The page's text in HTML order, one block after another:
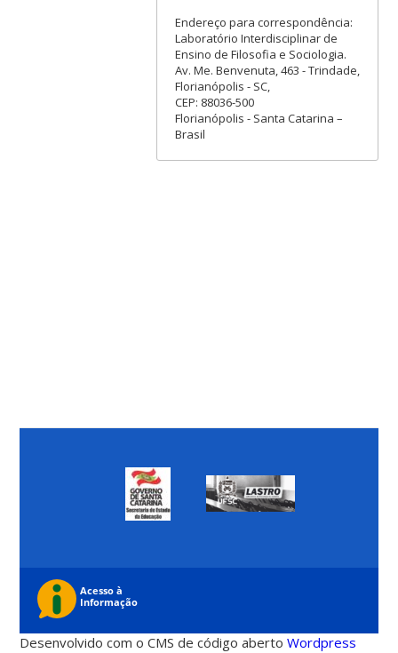
Endereço para correspondência:
Laboratório Interdisciplinar de
Ensino de Filosofia e Sociologia.
Av. Me. Benvenuta, 463 - Trindade,
Florianópolis - SC,
CEP: 88036-500
Florianópolis - Santa Catarina –
Brasil
Desenvolvido com o CMS de código abertoWordpress